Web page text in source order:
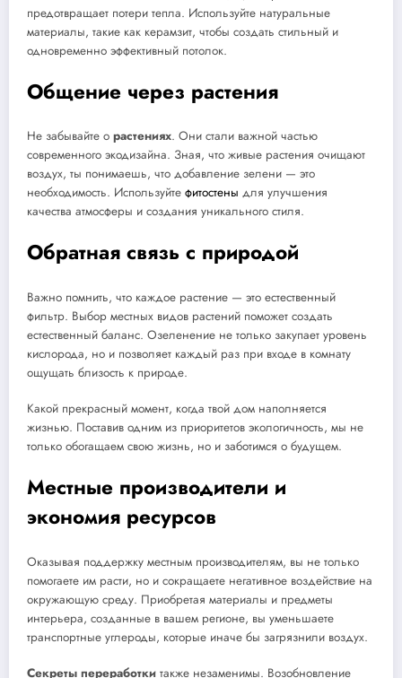
предотвращает потери тепла. Используйте натуральные
материалы, такие как керамзит, чтобы создать стильный и
одновременно эффективный потолок.
Общение через растения
Не забывайте о растениях. Они стали важной частью
современного экодизайна. Зная, что живые растения очищают
воздух, ты понимаешь, что добавление зелени — это
необходимость. Используйте фитостены для улучшения
качества атмосферы и создания уникального стиля.
Обратная связь с природой
Важно помнить, что каждое растение — это естественный
фильтр. Выбор местных видов растений поможет создать
естественный баланс. Озеленение не только закупает уровень
кислорода, но и позволяет каждый раз при входе в комнату
ощущать близость к природе.
Какой прекрасный момент, когда твой дом наполняется
жизнью. Поставив одним из приоритетов экологичность, мы не
только обогащаем свою жизнь, но и заботимся о будущем.
Местные производители и
экономия ресурсов
Оказывая поддержку местным производителям, вы не только
помогаете им расти, но и сокращаете негативное воздействие на
окружающую среду. Приобретая материалы и предметы
интерьера, созданные в вашем регионе, вы уменьшаете
транспортные углероды, которые иначе бы загрязнили воздух.
Секреты переработки также незаменимы. Возобновление